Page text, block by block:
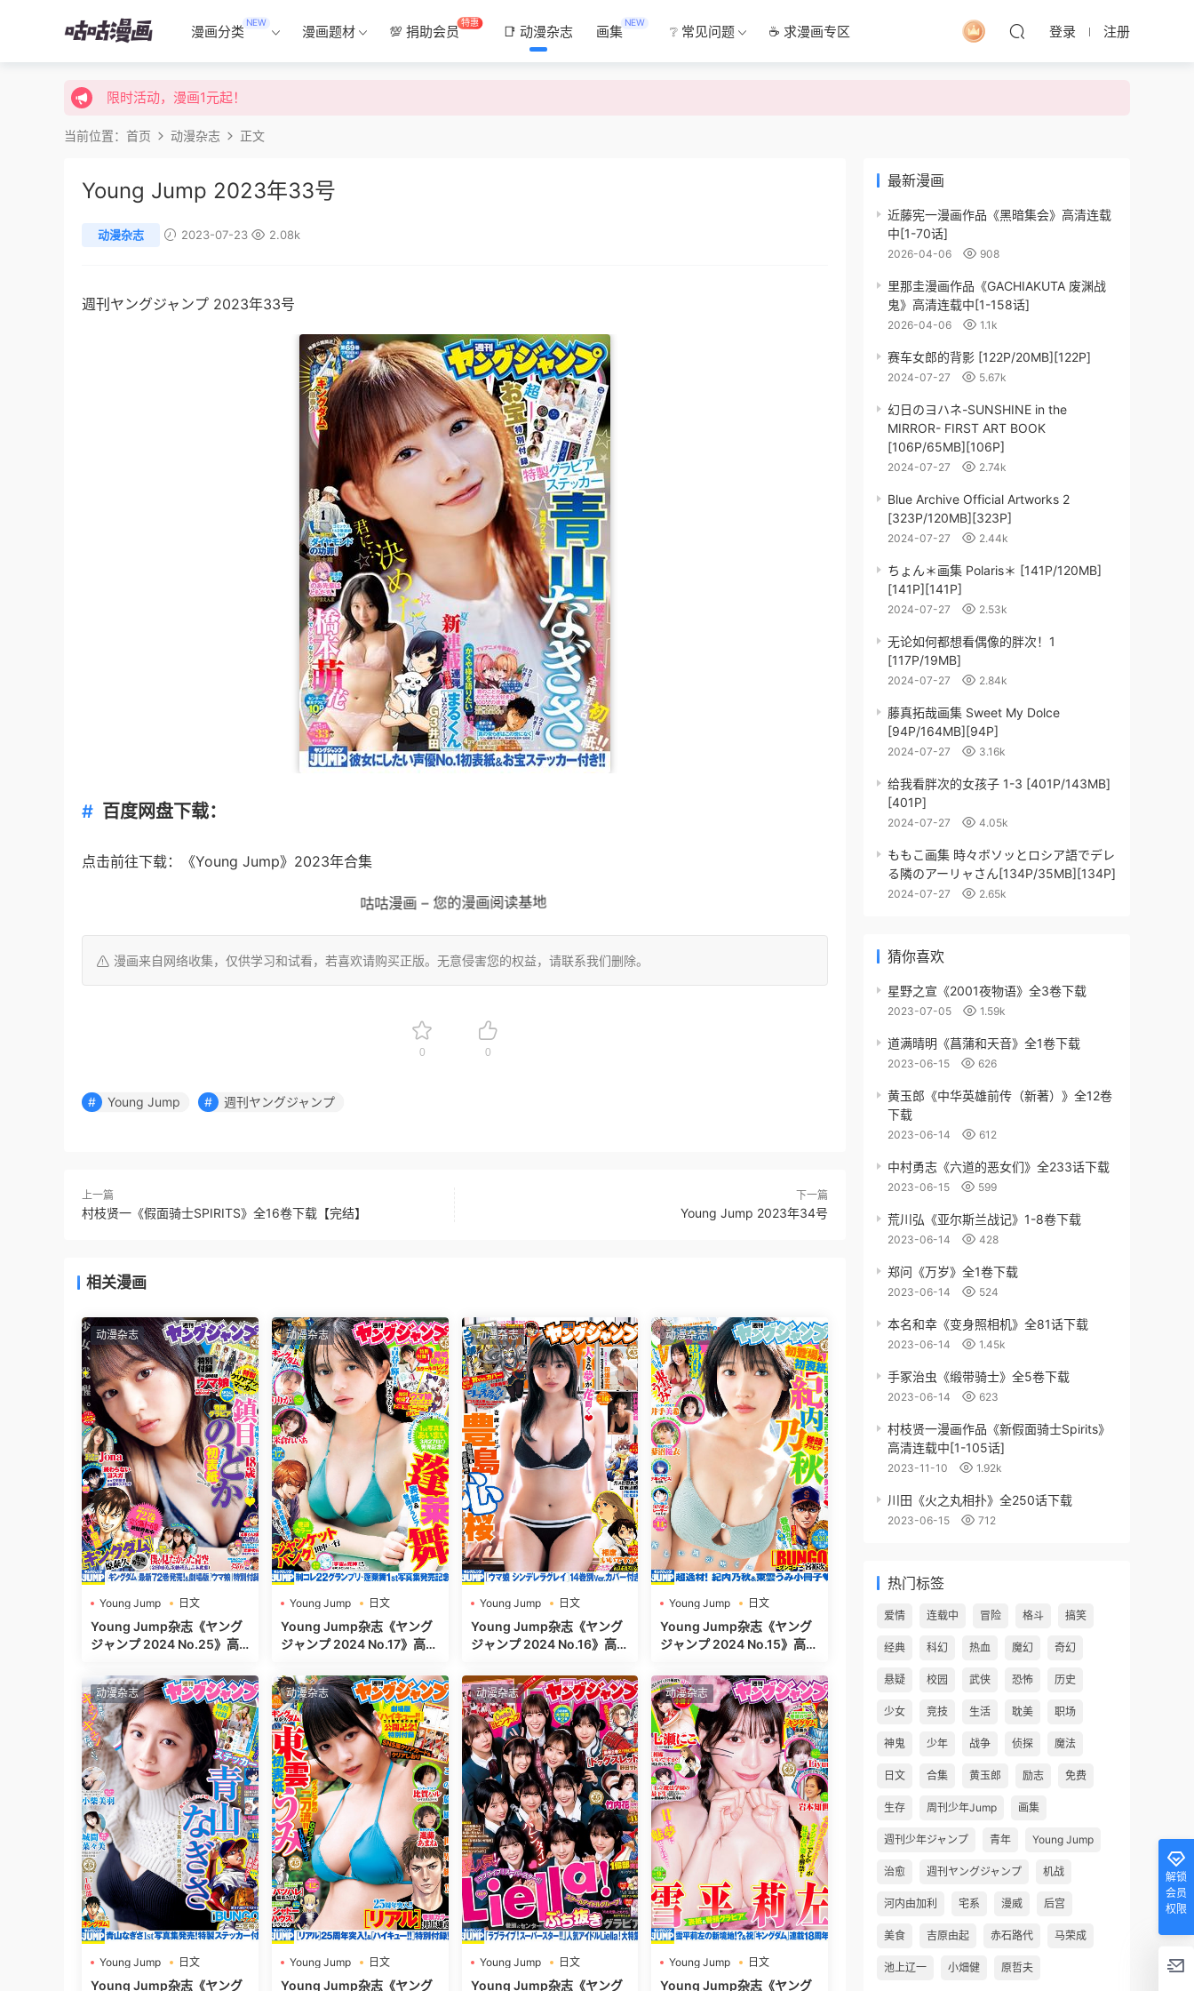
漫画分类
NEW
漫画题材 💯 捐助会员
特惠
📑 动漫杂志 画集
NEW
❔ 常见问题 ☕ 求漫画专区 登录 注册
限时活动，漫画1元起！
限时特价购买终身会员享受全站免费体验！
限时活动，漫画1元起！
限时特价购买终身会员享受全站免费体验！
当前位置： 首页 动漫杂志 正文
Young Jump 2023年33号
动漫杂志 2023-07-23 2.08k
週刊ヤングジャンプ 2023年33号
百度网盘下载：
点击前往下载：《Young Jump》2023年合集
咕咕漫画 – 您的漫画阅读基地
漫画来自网络收集，仅供学习和试看，若喜欢请购买正版。无意侵害您的权益，请联系我们删除。
0 0
Young Jump 週刊ヤングジャンプ
上一篇
村枝贤一《假面骑士SPIRITS》全16卷下载【完结】
下一篇
Young Jump 2023年34号
相关漫画
动漫杂志
Young Jump
日文
週刊ヤングジャンプ
Young Jump杂志《ヤング
ジャンプ 2024 No.25》高
动漫杂志
Young Jump
日文
週刊ヤングジャンプ
Young Jump杂志《ヤング
ジャンプ 2024 No.17》高清
动漫杂志
Young Jump
日文
週刊ヤングジャンプ
Young Jump杂志《ヤング
ジャンプ 2024 No.16》高清
动漫杂志
Young Jump
日文
週刊ヤングジャンプ
Young Jump杂志《ヤング
ジャンプ 2024 No.15》高清
动漫杂志
Young Jump
日文
週刊ヤングジャンプ
Young Jump杂志《ヤング
动漫杂志
Young Jump
日文
週刊ヤングジャンプ
Young Jump杂志《ヤング
动漫杂志
Young Jump
日文
週刊ヤングジャンプ
Young Jump杂志《ヤング
动漫杂志
Young Jump
日文
週刊ヤングジャンプ
Young Jump杂志《ヤング
最新漫画
近藤宪一漫画作品《黑暗集会》高清连载
中[1-70话]
2026-04-06 908
里那圭漫画作品《GACHIAKUTA 废渊战
鬼》高清连载中[1-158话]
2026-04-06 1.1k
赛车女郎的背影 [122P/20MB][122P]
2024-07-27 5.67k
幻日のヨハネ-SUNSHINE in the
MIRROR- FIRST ART BOOK
[106P/65MB][106P]
2024-07-27 2.74k
Blue Archive Official Artworks 2
[323P/120MB][323P]
2024-07-27 2.44k
ちょん＊画集 Polaris＊ [141P/120MB]
[141P][141P]
2024-07-27 2.53k
无论如何都想看偶像的胖次！1
[117P/19MB]
2024-07-27 2.84k
藤真拓哉画集 Sweet My Dolce
[94P/164MB][94P]
2024-07-27 3.16k
给我看胖次的女孩子 1-3 [401P/143MB]
[401P]
2024-07-27 4.05k
ももこ画集 時々ボソッとロシア語でデレ
る隣のアーリャさん[134P/35MB][134P]
2024-07-27 2.65k
猜你喜欢
星野之宣《2001夜物语》全3卷下载
2023-07-05 1.59k
道满晴明《菖蒲和天音》全1卷下载
2023-06-15 626
黄玉郎《中华英雄前传（新著）》全12卷
下载
2023-06-14 612
中村勇志《六道的恶女们》全233话下载
2023-06-15 599
荒川弘《亚尔斯兰战记》1-8卷下载
2023-06-14 428
郑问《万岁》全1卷下载
2023-06-14 524
本名和幸《变身照相机》全81话下载
2023-06-14 1.45k
手冢治虫《缎带骑士》全5卷下载
2023-06-14 623
村枝贤一漫画作品《新假面骑士Spirits》
高清连载中[1-105话]
2023-11-10 1.92k
川田《火之丸相扑》全250话下载
2023-06-15 712
热门标签
爱情 连载中 冒险 格斗 搞笑
经典 科幻 热血 魔幻 奇幻
悬疑 校园 武侠 恐怖 历史
少女 竞技 生活 耽美 职场
神鬼 少年 战争 侦探 魔法
日文 合集 黄玉郎 励志 免费
生存 周刊少年Jump 画集
週刊少年ジャンプ 青年 Young Jump
治愈 週刊ヤングジャンプ 机战
河内由加利 宅系 漫威 后宫
美食 吉原由起 赤石路代 马荣成
池上辽一 小畑健 原哲夫
解锁
会员
权限